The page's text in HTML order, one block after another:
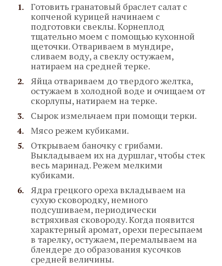
Готовить гранатовый браслет салат с
копченой курицей начинаем с
подготовки свеклы. Корнеплод
тщательно моем с помощью кухонной
щеточки. Отвариваем в мундире,
сливаем воду, а свеклу остужаем,
натираем на средней терке.
Яйца отвариваем до твердого желтка,
остужаем в холодной воде и очищаем от
скорлупы, натираем на терке.
Сырок измельчаем при помощи терки.
Мясо режем кубиками.
Открываем баночку с грибами.
Выкладываем их на дуршлаг, чтобы стек
весь маринад. Режем мелкими
кубиками.
Ядра грецкого ореха вкладываем на
сухую сковородку, немного
подсушиваем, периодически
встряхивая сковороду. Когда появится
характерный аромат, орехи пересыпаем
в тарелку, остужаем, перемалываем на
блендере до образования кусочков
средней величины.